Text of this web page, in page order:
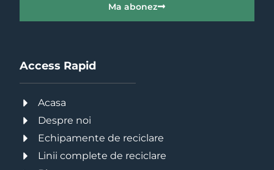
Access Rapid
Acasa
Despre noi
Echipamente de reciclare
Linii complete de reciclare
Ma abonez